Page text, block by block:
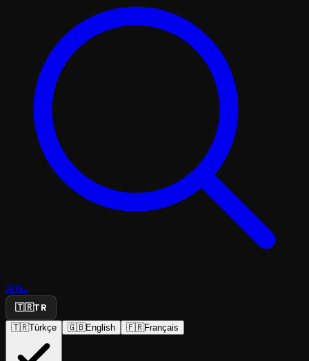
Ara...
🇹🇷TR
🇹🇷Türkçe 🇬🇧English 🇫🇷Français